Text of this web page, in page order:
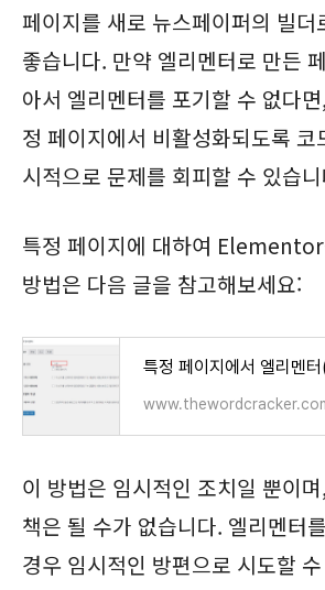
페이지를 새로 뉴스페이퍼의 빌더
좋습니다. 만약 엘리멘터로 만든
아서 엘리멘터를 포기할 수 없다
정 페이지에서 비활성화되도록 코
시적으로 문제를 회피할 수 있습
특정 페이지에 대하여
방법은 다음 글을 참고해보세요:
이 방법은 임시적인 조치일 뿐이
책은 될 수가 없습니다. 엘리멘터
경우 임시적인 방편으로 시도할